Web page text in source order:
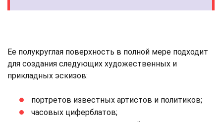
Ее полукруглая поверхность в полной мере подходит
для создания следующих художественных и
прикладных эскизов:
портретов известных артистов и политиков;
часовых циферблатов;